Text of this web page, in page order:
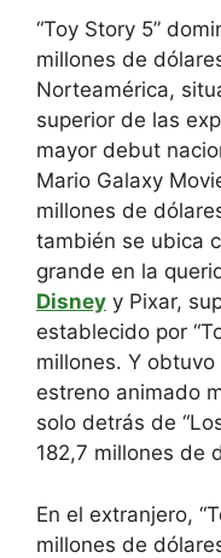
“Toy Story 5”
millones de
Norteamérica,
superior de las
mayor debut
Mario Galaxy
millones de
también se ubica
grande en la
Disney y Pixar,
establecido por
millones. Y
estreno animado
solo detrás de
182,7 millones de
En el extranjero,
millones de